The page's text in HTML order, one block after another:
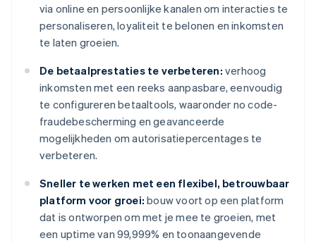
via online en persoonlijke kanalen om interacties te
personaliseren, loyaliteit te belonen en inkomsten
te laten groeien.
De betaalprestaties te verbeteren: verhoog
inkomsten met een reeks aanpasbare, eenvoudig
te configureren betaaltools, waaronder no code-
fraudebescherming en geavanceerde
mogelijkheden om autorisatiepercentages te
verbeteren.
Sneller te werken met een flexibel, betrouwbaar
platform voor groei: bouw voort op een platform
dat is ontworpen om met je mee te groeien, met
een uptime van 99,999% en toonaangevende